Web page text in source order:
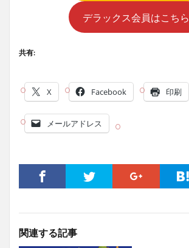
デラックス会員はこちら
共有:
X Facebook 印刷
メールアドレス
関連する記事